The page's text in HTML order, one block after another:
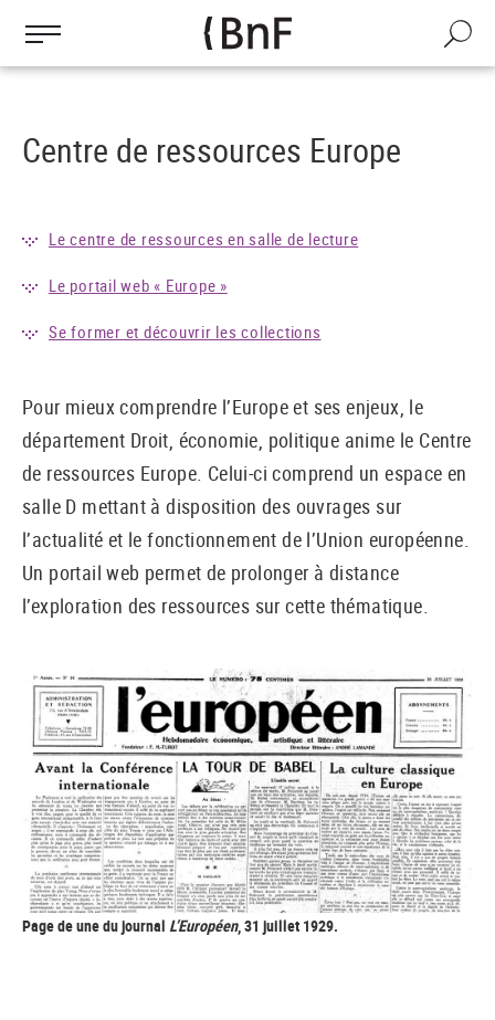
contenu
Recherche
Centre de ressources Europe
Le centre de ressources en salle de lecture
Le portail web « Europe »
Se former et découvrir les collections
Pour mieux comprendre l’Europe et ses enjeux, le
département Droit, économie, politique anime le Centre
de ressources Europe. Celui-ci comprend un espace en
salle D mettant à disposition des ouvrages sur
l’actualité et le fonctionnement de l’Union européenne.
Un portail web permet de prolonger à distance
l’exploration des ressources sur cette thématique.
Page de une du journal L’Européen, 31 juillet 1929.